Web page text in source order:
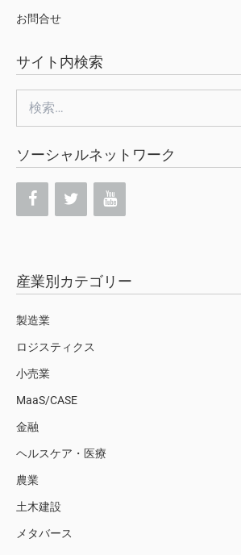
お問合せ
サイト内検索
索:
ソーシャルネットワーク
産業別カテゴリー
製造業
ロジスティクス
小売業
MaaS/CASE
金融
ヘルスケア・医療
農業
土木建設
メタバース